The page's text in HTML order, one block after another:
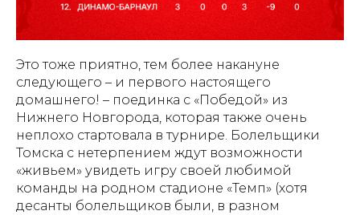
Это тоже приятно, тем более накануне
следующего – и первого настоящего
домашнего! – поединка с «Победой» из
Нижнего Новгорода, которая также очень
неплохо стартовала в турнире. Болельщики
Томска с нетерпением ждут возможности
«живьем» увидеть игру своей любимой
команды на родном стадионе «Темп» (хотя
десанты болельщиков были, в разном